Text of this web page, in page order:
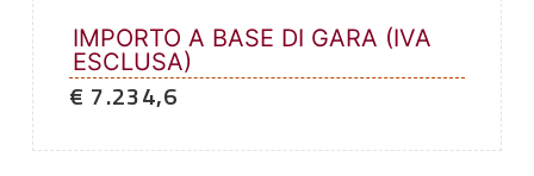
IMPORTO A BASE DI GARA (IVA
ESCLUSA)
€ 7.234,6